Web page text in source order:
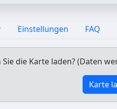
Einstellungen FAQ
die Karte laden? (Daten
Karte